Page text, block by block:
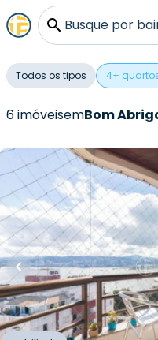
Busque por
Todos os tipos 4+
6 imóveisemBom
R$ 2.400.000,00
R$ 2.399.000,00
170m² •4 quartos • 1
Apartamento •
Ferreira De Mello,
Rua Fernando Ferreira
Florianópolis